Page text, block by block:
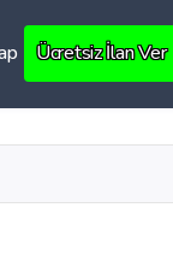
Ücretsiz İlan Ver